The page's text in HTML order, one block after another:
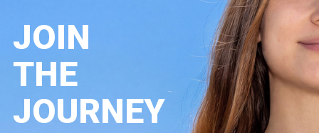
JOIN
THE
JOURNEY